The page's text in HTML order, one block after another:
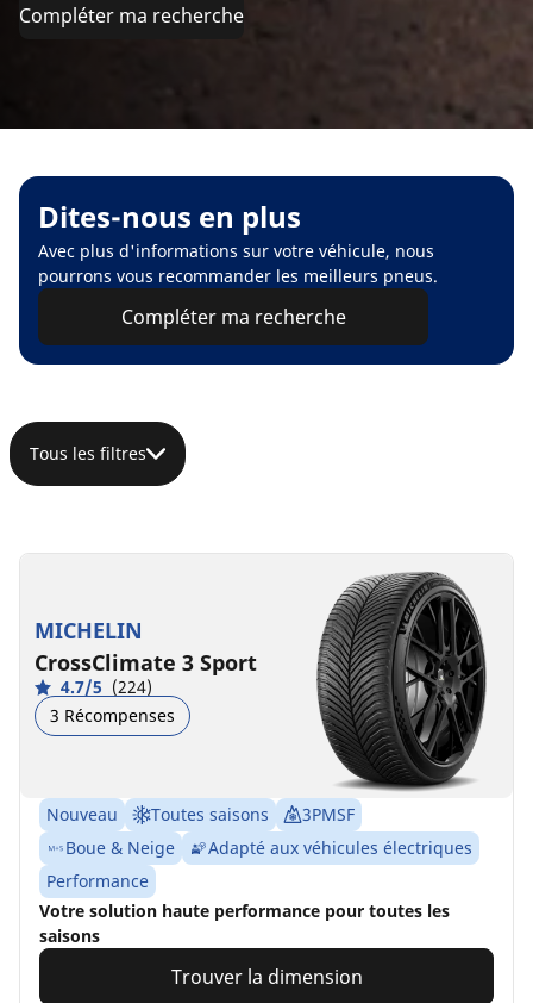
Compléter ma recherche
Dites-nous en plus
Avec plus d'informations sur votre véhicule, nous
pourrons vous recommander les meilleurs pneus.
Compléter ma recherche
Tous les filtres
MICHELIN
CrossClimate 3 Sport
4.7/5 (224)
3 Récompenses
Nouveau Toutes saisons
3PMSF
Boue & Neige
Adapté aux véhicules électriques
Performance
Votre solution haute performance pour toutes les
saisons
Trouver la dimension